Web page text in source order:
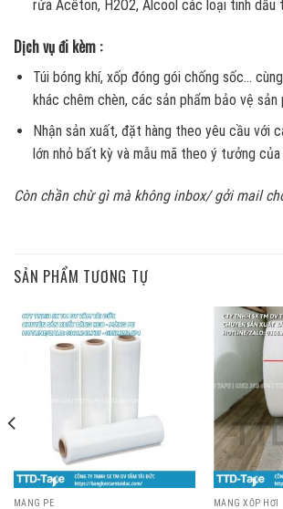
rửa Acêton, H2O2, Alcool các loại tinh dầu
Dịch vụ đi kèm :
Túi bóng khí, xốp đóng gói chống sốc…
khác chêm chèn, các sản phẩm bảo vệ sản
Nhận sản xuất, đặt hàng theo yêu cầu với
lớn nhỏ bất kỳ và mẫu mã theo ý tưởng của
Còn chần chừ gì mà không inbox/ gởi mail
SẢN PHẨM TƯƠNG TỰ
MÀNG PE MÀNG XỐP HƠI